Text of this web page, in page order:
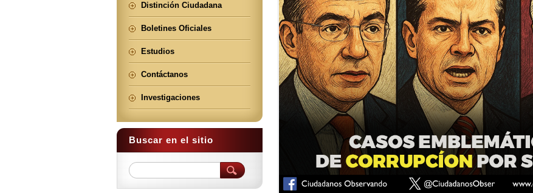
Distinción Ciudadana
Boletines Oficiales
Estudios
Contáctanos
Investigaciones
Buscar en el sitio